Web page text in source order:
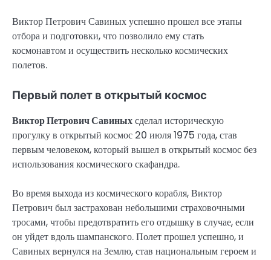
Виктор Петрович Савиных успешно прошел все этапы
отбора и подготовки, что позволило ему стать
космонавтом и осуществить несколько космических
полетов.
Первый полет в открытый космос
Виктор Петрович Савиныхсделал историческую
прогулку в открытый космос 20 июля 1975 года, став
первым человеком, который вышел в открытый космос без
использования космического скафандра.
Во время выхода из космического корабля, Виктор
Петрович был застрахован небольшими страховочными
тросами, чтобы предотвратить его отдышку в случае, если
он уйдет вдоль шампанского. Полет прошел успешно, и
Савиных вернулся на Землю, став национальным героем и